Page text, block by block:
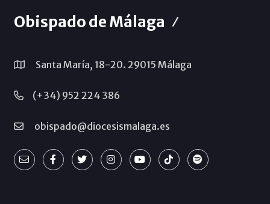
Obispado de Málaga
Santa María, 18-20. 29015 Málaga
(+34) 952 224 386
obispado@diocesismalaga.es